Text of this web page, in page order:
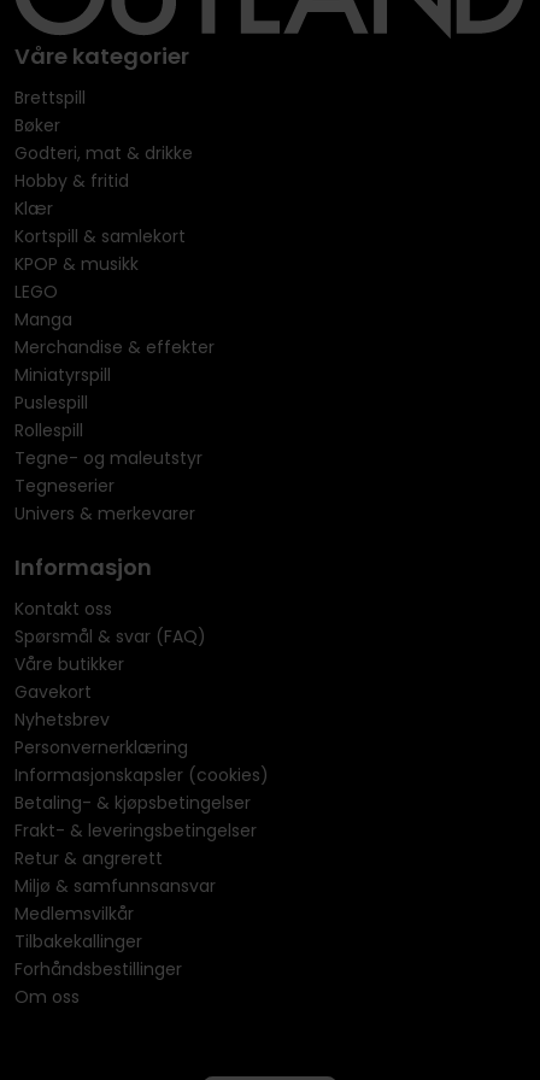
Våre kategorier
Brettspill
Bøker
Godteri, mat & drikke
Hobby & fritid
Klær
Kortspill & samlekort
KPOP & musikk
LEGO
Manga
Merchandise & effekter
Miniatyrspill
Puslespill
Rollespill
Tegne- og maleutstyr
Tegneserier
Univers & merkevarer
Informasjon
Kontakt oss
Spørsmål & svar (FAQ)
Våre butikker
Gavekort
Nyhetsbrev
Personvernerklæring
Informasjonskapsler (cookies)
Betaling- & kjøpsbetingelser
Frakt- & leveringsbetingelser
Retur & angrerett
Miljø & samfunnsansvar
Medlemsvilkår
Tilbakekallinger
Forhåndsbestillinger
Om oss